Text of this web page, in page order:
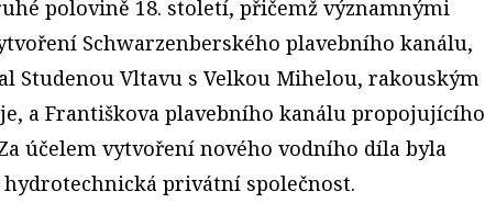
polovině 18. století, přičemž významnými
Schwarzenberského plavebního kanálu,
Studenou Vltavu s Velkou Mihelou, rakouským
a Františkova plavebního kanálu propojujícího
účelem vytvoření nového vodního díla byla
hydrotechnická privátní společnost.